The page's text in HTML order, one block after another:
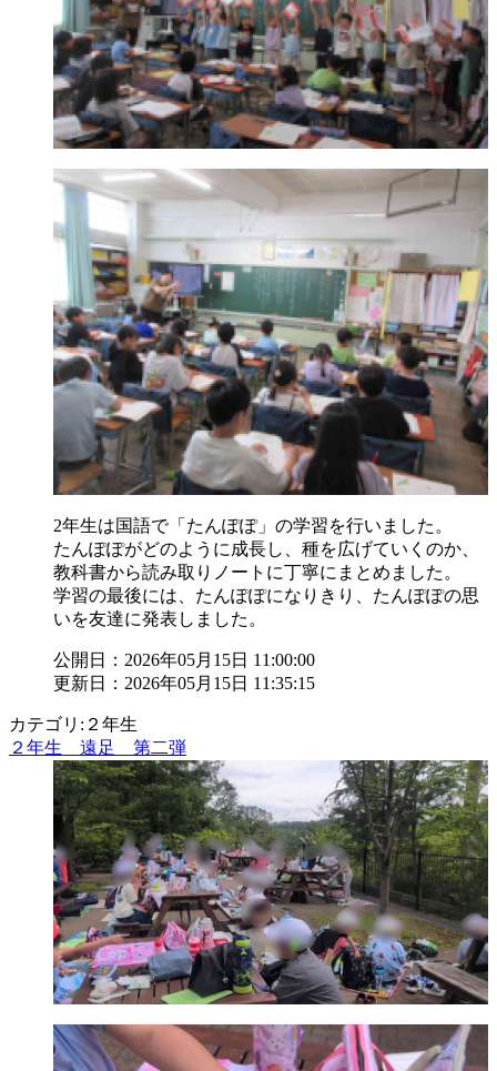
2年生は国語で「たんぽぽ」の学習を行いました。
たんぽぽがどのように成長し、種を広げていくのか、
教科書から読み取りノートに丁寧にまとめました。
学習の最後には、たんぽぽになりきり、たんぽぽの思
いを友達に発表しました。
公開日：2026年05月15日 11:00:00
更新日：2026年05月15日 11:35:15
カテゴリ:２年生
２年生 遠足 第二弾